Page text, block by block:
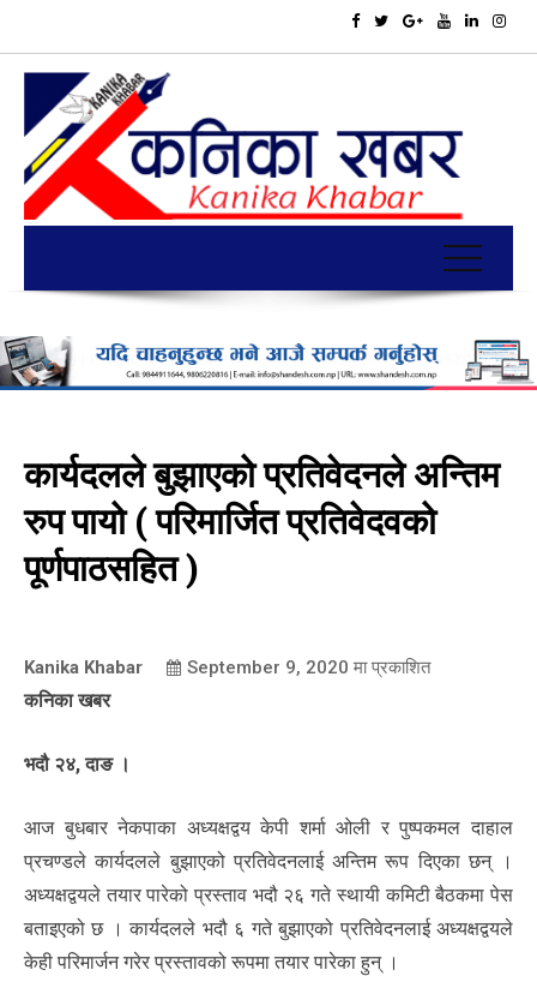
कार्यदलले बुझाएको प्रतिवेदनले अन्तिम
रुप पायो ( परिमार्जित प्रतिवेदवको
पूर्णपाठसहित )
Kanika Khabar September 9, 2020 मा प्रकाशित
कनिका खबर
भदौ २४, दाङ ।
आज बुधबार नेकपाका अध्यक्षद्वय केपी शर्मा ओली र पुष्पकमल दाहाल
प्रचण्डले कार्यदलले बुझाएको प्रतिवेदनलाई अन्तिम रूप दिएका छन् ।
अध्यक्षद्वयले तयार पारेको प्रस्ताव भदौ २६ गते स्थायी कमिटी बैठकमा पेस
बताइएको छ । कार्यदलले भदौ ६ गते बुझाएको प्रतिवेदनलाई अध्यक्षद्वयले
केही परिमार्जन गरेर प्रस्तावको रूपमा तयार पारेका हुन् ।